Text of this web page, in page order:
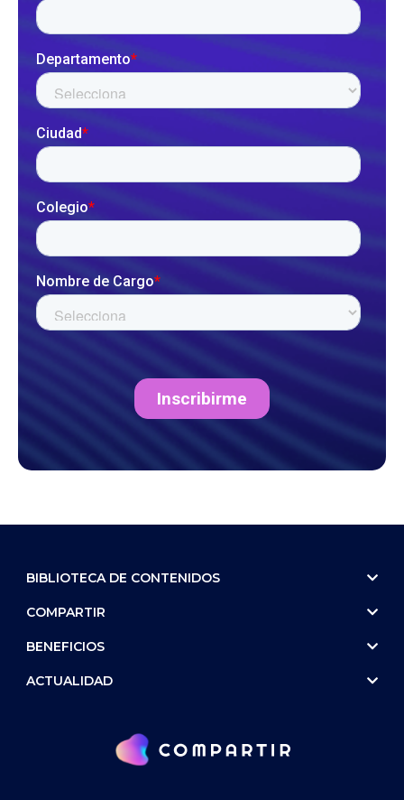
BIBLIOTECA DE CONTENIDOS
COMPARTIR
BENEFICIOS
ACTUALIDAD